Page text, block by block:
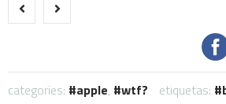
categories: apple, wtf? etiquetas: